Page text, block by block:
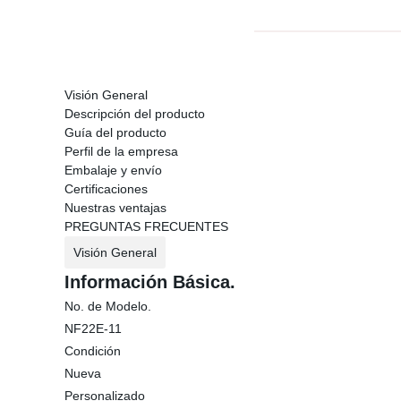
Visión General
Descripción del producto
Guía del producto
Perfil de la empresa
Embalaje y envío
Certificaciones
Nuestras ventajas
PREGUNTAS FRECUENTES
Visión General
Información Básica.
No. de Modelo.
NF22E-11
Condición
Nueva
Personalizado